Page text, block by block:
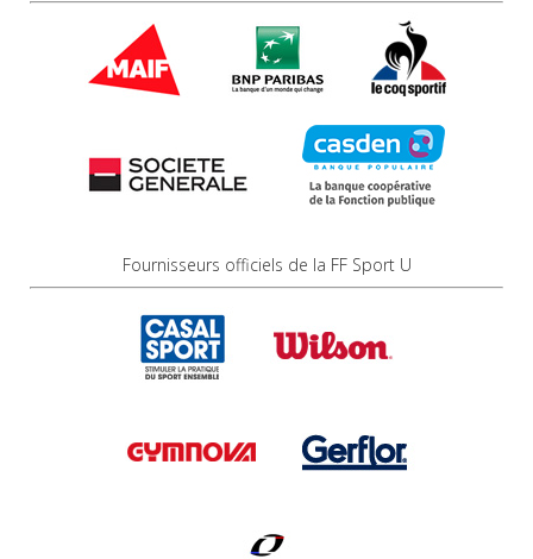
Fournisseurs officiels de la FF Sport U